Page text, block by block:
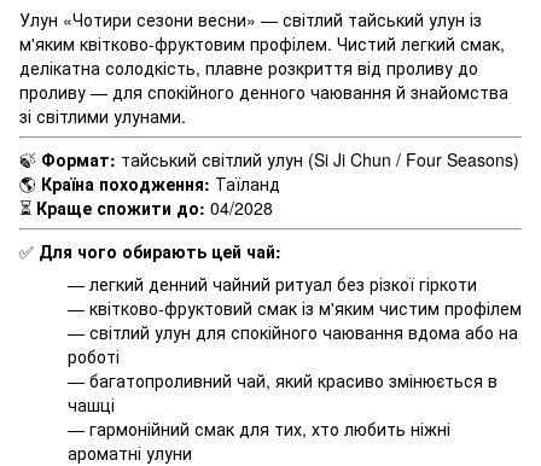
Улун «Чотири сезони весни» — світлий тайський улун із
м'яким квітково-фруктовим профілем. Чистий легкий смак,
делікатна солодкість, плавне розкриття від проливу до
проливу — для спокійного денного чаювання й знайомства
зі світлими улунами.
🍃 Формат: тайський світлий улун (Si Ji Chun / Four Seasons)
🌎 Країна походження: Таїланд
⏳ Краще спожити до: 04/2028
✅ Для чого обирають цей чай:
— легкий денний чайний ритуал без різкої гіркоти
— квітково-фруктовий смак із м'яким чистим профілем
— світлий улун для спокійного чаювання вдома або на
роботі
— багатопроливний чай, який красиво змінюється в
чашці
— гармонійний смак для тих, хто любить ніжні
ароматні улуни